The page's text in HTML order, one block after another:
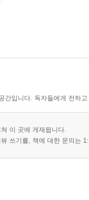
간입니다. 독자들에게 전하
이 곳에 게재됩니다.
쓰기를, 책에 대한 문의는